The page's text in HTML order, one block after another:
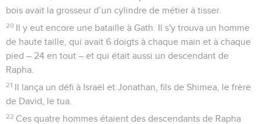
bois avait la grosseur d’un cylindre de métier à tisser.
20 Il y eut encore une bataille à Gath. Il s'y trouva un homme
de haute taille, qui avait 6 doigts à chaque main et à chaque
pied – 24 en tout – et qui était aussi un descendant de
Rapha.
21 Il lança un défi à Israël et Jonathan, fils de Shimea, le frère
de David, le tua.
22 Ces quatre hommes étaient des descendants de Rapha